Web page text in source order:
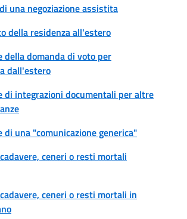
una negoziazione assistita
della residenza all'estero
della domanda di voto per
dall'estero
di integrazioni documentali per altre
di una "comunicazione generica"
ceneri o resti mortali
ceneri o resti mortali in